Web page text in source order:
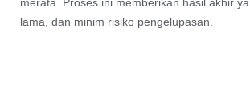
merata. Proses ini memberikan hasil akhir
lama, dan minim risiko pengelupasan.